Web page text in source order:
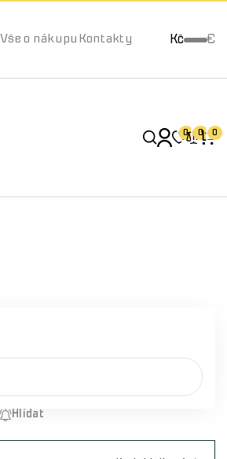
Vše o nákupu Kontakty Kč €
0 0 0
Hlídat